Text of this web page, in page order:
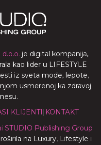
je digital kompanija,
kao lider u LIFESTYLE
iz sveta mode, lepote,
usmerenoj ka zdravoj
KLIJENTI | KONTAKT
STUDIO Publishing Group
na Luxury, Lifestyle i